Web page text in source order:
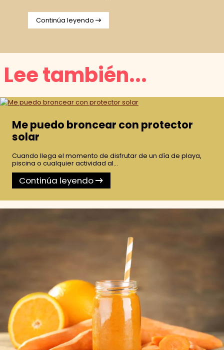
Continúa leyendo
Lee también...
Me puedo broncear con protector
solar
Cuando llega el momento de disfrutar de un día de playa,
piscina o cualquier actividad al...
Continúa leyendo